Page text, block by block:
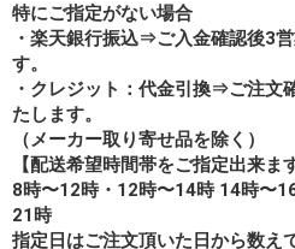
特にご指定がない場合
・楽天銀行振込⇒ご入金確認後3
す。
・クレジット：代金引換⇒ご注文
たします。
（メーカー取り寄せ品を除く）
【配送希望時間帯をご指定出来ま
8時〜12時・12時〜14時 14時〜
21時
指定日はご注文頂いた日から数え